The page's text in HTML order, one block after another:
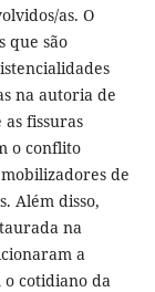
as. O
que são
na autoria de
fissuras
o conflito
de
Além disso,
na
a
o cotidiano da